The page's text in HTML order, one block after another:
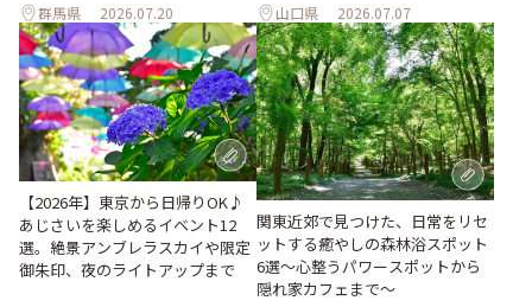
群馬県 2026.07.20 山口県 2026.07.07
【2026年】東京から日帰りOK♪
あじさいを楽しめるイベント12
選。絶景アンブレラスカイや限定
御朱印、夜のライトアップまで
関東近郊で見つけた、日常をリセ
ットする癒やしの森林浴スポット
6選～心整うパワースポットから
隠れ家カフェまで～